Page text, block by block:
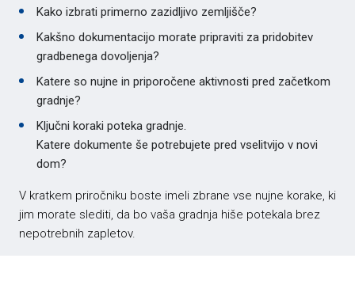
Kako izbrati primerno zazidljivo zemljišče?
Kakšno dokumentacijo morate pripraviti za pridobitev
gradbenega dovoljenja?
Katere so nujne in priporočene aktivnosti pred začetkom
gradnje?
Ključni koraki poteka gradnje.
Katere dokumente še potrebujete pred vselitvijo v novi
dom?
V kratkem priročniku boste imeli zbrane vse nujne korake, ki
jim morate slediti, da bo vaša gradnja hiše potekala brez
nepotrebnih zapletov.